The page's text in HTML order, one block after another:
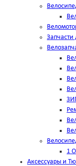
Запчасти
1
Аксессуары и